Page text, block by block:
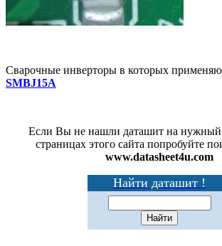
Сварочные инверторы в которых
SMBJ15A
Если Вы не нашли даташит на нужный
страницах этого сайта попробуйте
www.datasheet4u.com
Найти даташит !